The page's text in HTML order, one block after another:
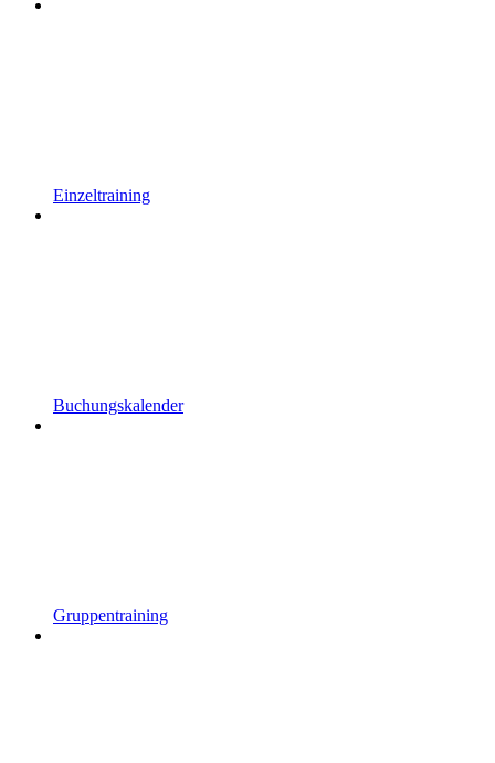
Einzeltraining
Buchungskalender
Gruppentraining